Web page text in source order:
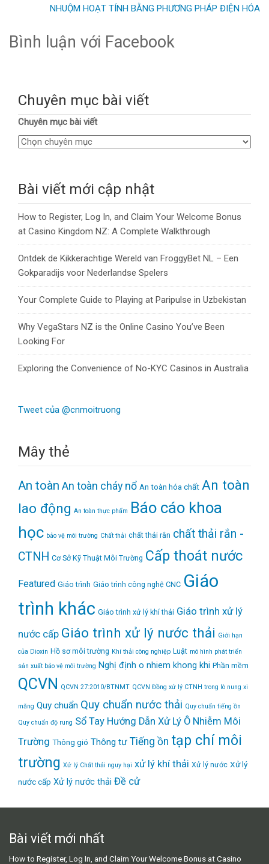
NHUỘM HOẠT TÍNH BẰNG PHƯƠNG PHÁP ĐIỆN HÓA
Bình luận với Facebook
Chuyên mục bài viết
Chuyên mục bài viết
Bài viết mới cập nhật
How to Register, Log In, and Claim Your Welcome Bonus
at Casino Kingdom NZ: A Complete Walkthrough
Ontdek de Kikkerachtige Wereld van FroggyBet NL – Een
Gokparadijs voor Nederlandse Spelers
Your Complete Guide to Playing at Paripulse in Uzbekistan
Why VegaStars NZ is the Online Casino You’ve Been
Looking For
Exploring the Convenience of No-KYC Casinos in Australia
Tweet của @cnmoitruong
Mây thẻ
An toàn An toàn cháy nổ An toàn hóa chất An toàn
lao động An toàn thực phẩm Báo cáo khoa
học bảo vệ môi trường Chất thải chất thải rắn chất thải rắn -
CTNH Cơ Sở Kỹ Thuật Môi Trường Cấp thoát nước
Featured Giáo trình Giáo trình công nghệ CNC Giáo
trình khác Giáo trình xử lý khí thải Giáo trình xử lý
nước cấp Giáo trình xử lý nước thải Giới hạn
của Dioxin Hồ sơ môi trường Khí thải công nghiệp Luật mô hình phát triển
sản xuất bảo vệ môi trường Nghị định o nhiem khong khi Phần mềm
QCVN QCVN 27:2010/BTNMT QCVN Đồng xử lý CTNH trong lò nung xi
măng Quy chuẩn Quy chuẩn nước thải Quy chuẩn tiếng ồn
Quy chuẩn độ rung Sổ Tay Hướng Dẫn Xử Lý Ô Nhiễm Môi
Trường Thông gió Thông tư Tiếng ồn tạp chí môi
trường Xử lý Chất thải nguy hại xử lý khí thải Xử lý nước Xử lý
nước cấp Xử lý nước thải Đề cử
Bài viết mới nhất
How to Register, Log In, and Claim Your Welcome Bonus at Casino